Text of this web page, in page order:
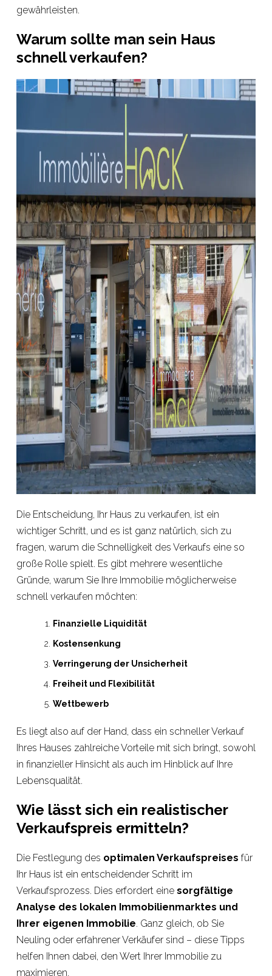
gewährleisten.
Warum sollte man sein Haus
schnell verkaufen?
Die Entscheidung, Ihr Haus zu verkaufen, ist ein
wichtiger Schritt, und es ist ganz natürlich, sich zu
fragen, warum die Schnelligkeit des Verkaufs eine so
große Rolle spielt. Es gibt mehrere wesentliche
Gründe, warum Sie Ihre Immobilie möglicherweise
schnell verkaufen möchten:
Finanzielle Liquidität
Kostensenkung
Verringerung der Unsicherheit
Freiheit und Flexibilität
Wettbewerb
Es liegt also auf der Hand, dass ein schneller Verkauf
Ihres Hauses zahlreiche Vorteile mit sich bringt, sowohl
in finanzieller Hinsicht als auch im Hinblick auf Ihre
Lebensqualität.
Wie lässt sich ein realistischer
Verkaufspreis ermitteln?
Die Festlegung des optimalen Verkaufspreises für
Ihr Haus ist ein entscheidender Schritt im
Verkaufsprozess. Dies erfordert eine sorgfältige
Analyse des lokalen Immobilienmarktes und
Ihrer eigenen Immobilie. Ganz gleich, ob Sie
Neuling oder erfahrener Verkäufer sind – diese Tipps
helfen Ihnen dabei, den Wert Ihrer Immobilie zu
maximieren.